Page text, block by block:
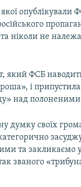
опублікували
ніколи не
який ФСБ
і
над
думку своїх
та закликаємо
званого